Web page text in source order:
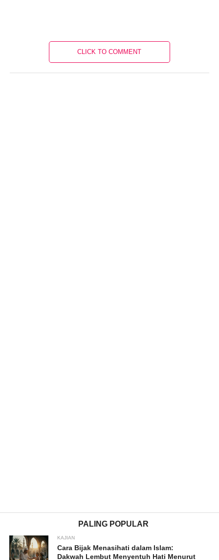
CLICK TO COMMENT
PALING POPULAR
KAJIAN
Cara Bijak Menasihati dalam Islam:
Dakwah Lembut Menyentuh Hati Menurut